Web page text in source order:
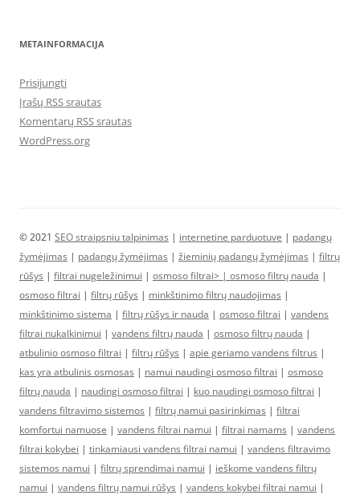
METAINFORMACIJA
Prisijungti
Įrašų RSS srautas
Komentarų RSS srautas
WordPress.org
© 2021 SEO straipsniu talpinimas | internetine parduotuve | padangų
žymėjimas | padangų žymėjimas | žieminių padangų žymėjimas | filtrų
rūšys | filtrai nugeležinimui | osmoso filtrai> | osmoso filtrų nauda |
osmoso filtrai | filtrų rūšys | minkštinimo filtrų naudojimas |
minkštinimo sistema | filtrų rūšys ir nauda | osmoso filtrai | vandens
filtrai nukalkinimui | vandens filtrų nauda | osmoso filtrų nauda |
atbulinio osmoso filtrai | filtrų rūšys | apie geriamo vandens filtrus |
kas yra atbulinis osmosas | namui naudingi osmoso filtrai | osmoso
filtrų nauda | naudingi osmoso filtrai | kuo naudingi osmoso filtrai |
vandens filtravimo sistemos | filtrų namui pasirinkimas | filtrai
komfortui namuose | vandens filtrai namui | filtrai namams | vandens
filtrai kokybei | tinkamiausi vandens filtrai namui | vandens filtravimo
sistemos namui | filtrų sprendimai namui | ieškome vandens filtrų
namui | vandens filtrų namui rūšys | vandens kokybei filtrai namui |